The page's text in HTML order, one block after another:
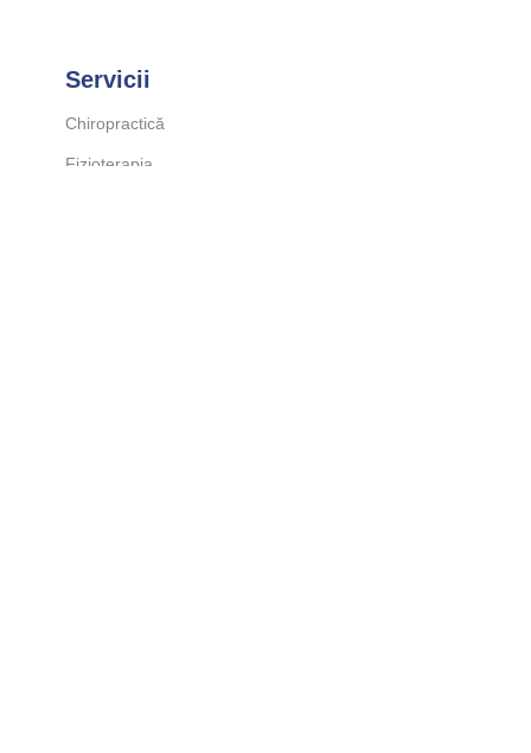
Servicii
Chiropractică
Fizioterapia